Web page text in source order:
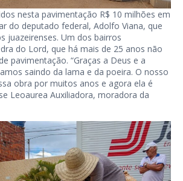
nesta pavimentação R$ 10 milhões em
do deputado federal, Adolfo Viana, que
juazeirenses. Um dos bairros
do Lord, que há mais de 25 anos não
pavimentação. “Graças a Deus e a
saindo da lama e da poeira. O nosso
obra por muitos anos e agora ela é
Leoaurea Auxiliadora, moradora da